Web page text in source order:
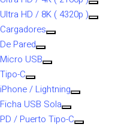
Ultra HD / 8K ( 4320p )
Cargadores
De Pared
Micro USB
Tipo-C
iPhone / Lightning
Ficha USB Sola
PD / Puerto Tipo-C